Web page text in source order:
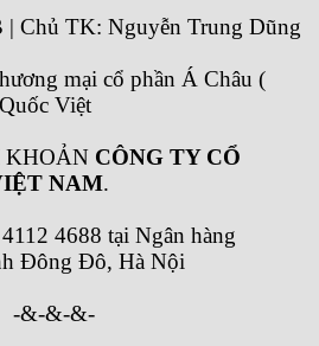
| Chủ TK: Nguyễn Trung Dũng
mại cổ phần Á Châu (
Việt
KHOẢN CÔNG TY CỔ
NAM.
4688 tại Ngân hàng
Đông Đô, Hà Nội
-&-&-&-